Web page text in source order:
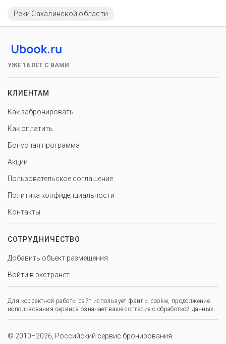
Реки Сахалинской области
УЖЕ 16 ЛЕТ С ВАМИ
КЛИЕНТАМ
Как забронировать
Как оплатить
Бонусная программа
Акции
Пользовательское соглашение
Политика конфиденциальности
Контакты
СОТРУДНИЧЕСТВО
Добавить объект размещения
Войти в экстранет
Для корректной работы сайт использует файлы cookie, продолжение
использования сервиса означает ваше согласие с обработкой данных.
© 2010–2026, Российский сервис бронирования